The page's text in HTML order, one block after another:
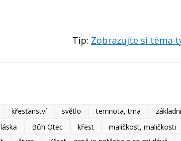
Tip: Zobrazujte si téma
křesťanství světlo temnota, tma
Bůh Otec křest maličkost, maličkosti